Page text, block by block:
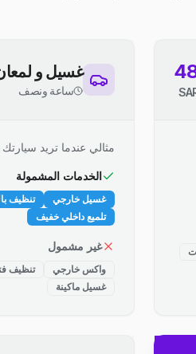
غسيل و
ساعة ونصف
مثالي عندما تريد
الخدمات المشمولة
غسيل خارجي تنظيف
تلميع داخلي خفيف
غير مشمول
واكس خارجي تنظيف
غسيل ماكينة